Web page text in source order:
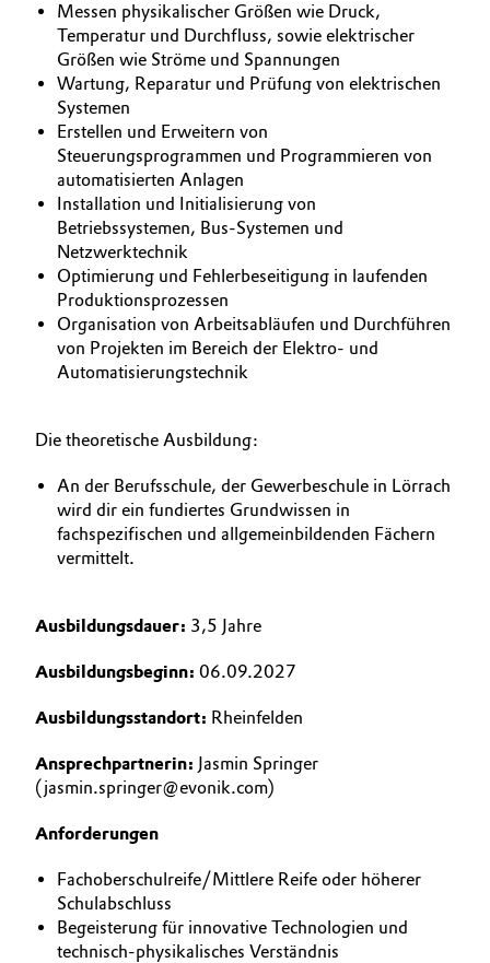
Oil & Gas, Petrochemicals
Personal Care & Beauty
Pharma & Biopharma
Plastics & Rubber
Pulp, Paper & Packaging
Textiles, Leather & Nonwovens
Messen physikalischer Größen wie Druck,
Temperatur und Durchfluss, sowie elektrischer
Größen wie Ströme und Spannungen
Wartung, Reparatur und Prüfung von elektrischen
Systemen
Erstellen und Erweitern von
Steuerungsprogrammen und Programmieren von
automatisierten Anlagen
Installation und Initialisierung von
Betriebssystemen, Bus-Systemen und
Netzwerktechnik
Optimierung und Fehlerbeseitigung in laufenden
Produktionsprozessen
Organisation von Arbeitsabläufen und Durchführen
von Projekten im Bereich der Elektro- und
Automatisierungstechnik
Die theoretische Ausbildung:
An der Berufsschule, der Gewerbeschule in Lörrach
wird dir ein fundiertes Grundwissen in
fachspezifischen und allgemeinbildenden Fächern
vermittelt.
Ausbildungsdauer: 3,5 Jahre
Ausbildungsbeginn: 06.09.2027
Ausbildungsstandort: Rheinfelden
Ansprechpartnerin: Jasmin Springer
(jasmin.springer@evonik.com)
Anforderungen
Fachoberschulreife/Mittlere Reife oder höherer
Schulabschluss
Begeisterung für innovative Technologien und
technisch-physikalisches Verständnis